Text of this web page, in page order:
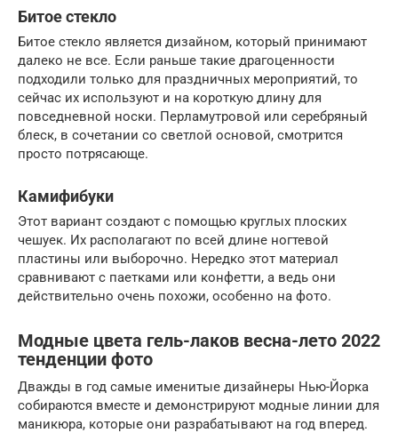
Битое стекло
Битое стекло является дизайном, который принимают
далеко не все. Если раньше такие драгоценности
подходили только для праздничных мероприятий, то
сейчас их используют и на короткую длину для
повседневной носки. Перламутровой или серебряный
блеск, в сочетании со светлой основой, смотрится
просто потрясающе.
Камифибуки
Этот вариант создают с помощью круглых плоских
чешуек. Их располагают по всей длине ногтевой
пластины или выборочно. Нередко этот материал
сравнивают с паетками или конфетти, а ведь они
действительно очень похожи, особенно на фото.
Модные цвета гель-лаков весна-лето 2022
тенденции фото
Дважды в год самые именитые дизайнеры Нью-Йорка
собираются вместе и демонстрируют модные линии для
маникюра, которые они разрабатывают на год вперед.